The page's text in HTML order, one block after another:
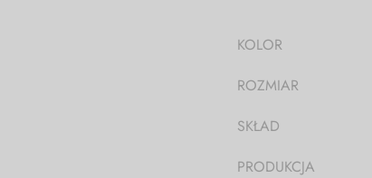
KOLOR
ROZMIAR
SKŁAD
PRODUKCJA